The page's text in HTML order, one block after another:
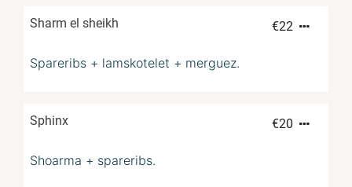
Sharm el sheikh €22
Spareribs + lamskotelet + merguez.
Sphinx €20
Shoarma + spareribs.